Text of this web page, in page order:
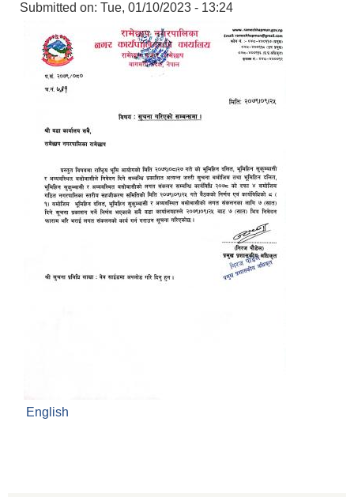
Submitted on: Tue, 01/10/2023 - 13:24
English